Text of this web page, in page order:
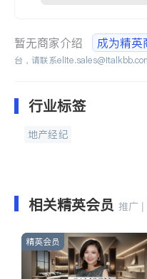
暂无商家介绍 成为精英
台，请联系
行业标签
地产经纪
相关精英会员 推广 |
精英会员